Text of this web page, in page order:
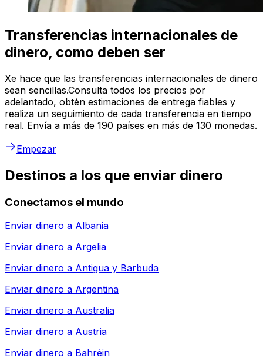
Transferencias internacionales de
dinero, como deben ser
Xe hace que las transferencias internacionales de dinero
sean sencillas.Consulta todos los precios por
adelantado, obtén estimaciones de entrega fiables y
realiza un seguimiento de cada transferencia en tiempo
real. Envía a más de 190 países en más de 130 monedas.
Empezar
Destinos a los que enviar dinero
Conectamos el mundo
Enviar dinero a Albania
Enviar dinero a Argelia
Enviar dinero a Antigua y Barbuda
Enviar dinero a Argentina
Enviar dinero a Australia
Enviar dinero a Austria
Enviar dinero a Bahréin